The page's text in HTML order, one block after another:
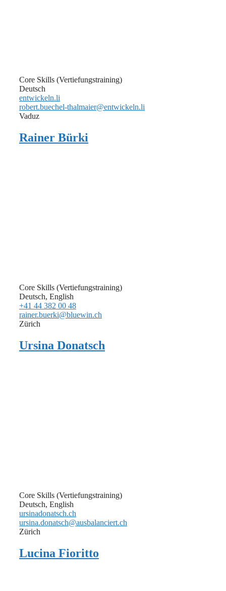
Core Skills (Vertiefungstraining)
Deutsch
entwickeln.li
robert.buechel-thalmaier@entwickeln.li
Vaduz
Rainer Bürki
Core Skills (Vertiefungstraining)
Deutsch, English
+41 44 382 00 48
rainer.buerki@bluewin.ch
Zürich
Ursina Donatsch
Core Skills (Vertiefungstraining)
Deutsch, English
ursinadonatsch.ch
ursina.donatsch@ausbalanciert.ch
Zürich
Lucina Fioritto